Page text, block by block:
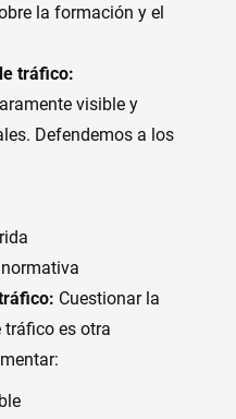
la formación y el
tráfico:
visible y
Defendemos a los
Cuestionar la
tráfico es otra